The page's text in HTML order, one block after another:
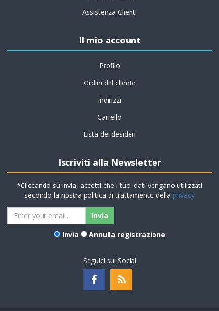
Assistenza Clienti
Il mio account
Profilo
Ordini del cliente
Indirizzi
Carrello
Lista dei desideri
Iscriviti alla Newsletter
*Cliccando su invia, accetti che i tuoi dati vengano utilizzati
secondo la nostra politica di trattamento della privacy
Invia Annulla registrazione
Seguici sui Social